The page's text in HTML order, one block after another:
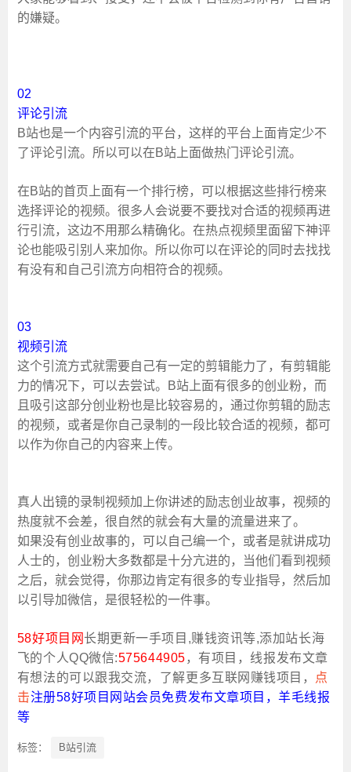
的嫌疑。
02
评论引流
B站也是一个内容引流的平台，这样的平台上面肯定少不
了评论引流。所以可以在B站上面做热门评论引流。
在B站的首页上面有一个排行榜，可以根据这些排行榜来
选择评论的视频。很多人会说要不要找对合适的视频再进
行引流，这边不用那么精确化。在热点视频里面留下神评
论也能吸引别人来加你。所以你可以在评论的同时去找找
有没有和自己引流方向相符合的视频。
03
视频引流
这个引流方式就需要自己有一定的剪辑能力了，有剪辑能
力的情况下，可以去尝试。B站上面有很多的创业粉，而
且吸引这部分创业粉也是比较容易的，通过你剪辑的励志
的视频，或者是你自己录制的一段比较合适的视频，都可
以作为你自己的内容来上传。
真人出镜的录制视频加上你讲述的励志创业故事，视频的
热度就不会差，很自然的就会有大量的流量进来了。
如果没有创业故事的，可以自己编一个，或者是就讲成功
人士的，创业粉大多数都是十分亢进的，当他们看到视频
之后，就会觉得，你那边肯定有很多的专业指导，然后加
以引导加微信，是很轻松的一件事。
58好项目网 长期更新一手项目,赚钱资讯等,添加站长海
飞的个人QQ微信:575644905 ，有项目，线报发布文章
有想法的可以跟我交流，了解更多互联网赚钱项目， 点
击注册58好项目网站会员免费发布文章项目，羊毛线报
等
标签： B站引流